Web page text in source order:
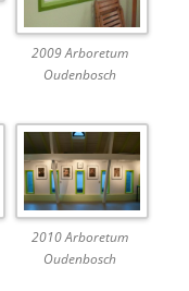
2009 Arboretum
Oudenbosch
2010 Arboretum
Oudenbosch